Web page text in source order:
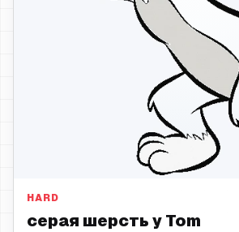
HARD
серая шерсть у Tom